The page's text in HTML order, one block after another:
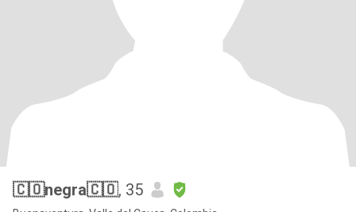
🇨🇴negra🇨🇴, 35